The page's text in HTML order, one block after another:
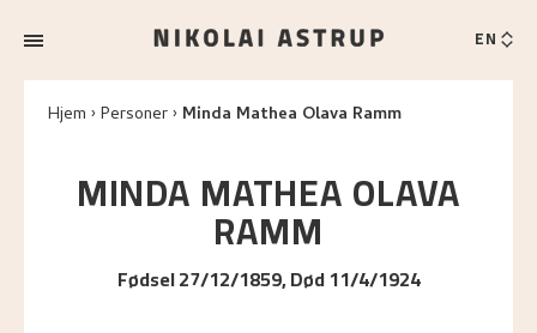
EN
Hjem Personer Minda Mathea Olava Ramm
MINDA MATHEA OLAVA
RAMM
Fødsel 27/12/1859, Død 11/4/1924